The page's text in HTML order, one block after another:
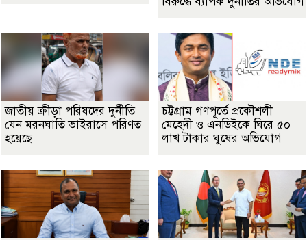
জাতীয় ক্রীড়া পরিষদের দুর্নীতি
যেন মরনঘাতি ভাইরাসে পরিণত
হয়েছে
চট্টগ্রাম গণপূর্তে প্রকৌশলী
মেহেদী ও এনডিইকে ঘিরে ৫০
লাখ টাকার ঘুষের অভিযোগ